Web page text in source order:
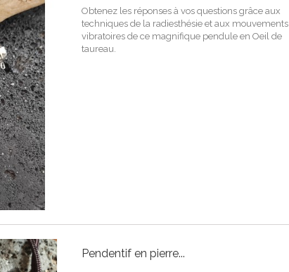
Obtenez les réponses à vos questions grâce aux
techniques de la radiesthésie et aux mouvements
vibratoires de ce magnifique pendule en Oeil de
taureau.
Pendentif en pierre...